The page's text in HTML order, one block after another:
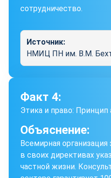
сотрудничество.
Источник:
НМИЦ ПН им. В.М.
Факт 4:
Этика и право: Принцип
Объяснение:
Всемирная
в своих директивах
частной жизни.